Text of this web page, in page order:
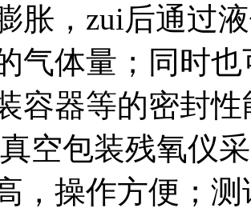
胀，zui后通过
气体量；同时
容器等的密封性
空包装残氧仪
，操作方便；